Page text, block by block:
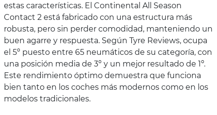
estas características. El Continental All Season
Contact 2 está fabricado con una estructura más
robusta, pero sin perder comodidad, manteniendo un
buen agarre y respuesta. Según Tyre Reviews, ocupa
el 5º puesto entre 65 neumáticos de su categoría, con
una posición media de 3º y un mejor resultado de 1º.
Este rendimiento óptimo demuestra que funciona
bien tanto en los coches más modernos como en los
modelos tradicionales.